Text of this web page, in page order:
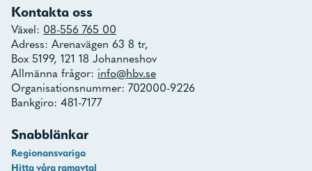
Kontakta oss
Växel: 08-556 765 00
Adress: Arenavägen 63 8 tr,
Box 5199, 121 18 Johanneshov
Allmänna frågor: info@hbv.se
Organisationsnummer: 702000-9226
Bankgiro: 481-7177
Snabblänkar
Regionansvariga
Hitta våra ramavtal